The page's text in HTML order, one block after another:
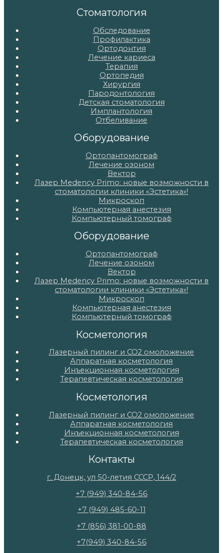
Стоматология
Обследование
Профилактика
Ортодонтия
Лечение кариеса
Терапия
Ортопедия
Хирургия
Пародонтология
Детская стоматология
Имплантология
Отбеливание
Оборудование
Ортопантомограф
Лечение озоном
Вектор
Лазер Medency Primo: новые возможности в
стоматологии клиники «Эстетика»!
Микроскоп
Компьютерная анестезия
Компьютерный томограф
Оборудование
Ортопантомограф
Лечение озоном
Вектор
Лазер Medency Primo: новые возможности в
стоматологии клиники «Эстетика»!
Микроскоп
Компьютерная анестезия
Компьютерный томограф
Косметология
Лазерный пилинг и СО2 омоложение
Аппаратная косметология
Инъекционная косметология
Терапевтическая косметология
Косметология
Лазерный пилинг и СО2 омоложение
Аппаратная косметология
Инъекционная косметология
Терапевтическая косметология
Контакты
г. Донецк, ул 50-летия СССР, 144/2
+7 (949) 340-84-56
+7 (949) 485-60-11
+7 (856) 381-00-88
+7(949) 340-84-56